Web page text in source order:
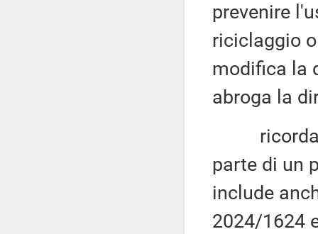
prevenire
riciclaggio
modifica la
abroga la
ricordato
parte di un
include
2024/1624